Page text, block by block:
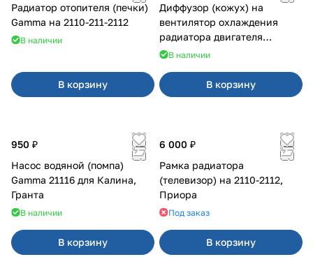
Радиатор отопителя (печки)
Gamma на 2110-211-2112
В наличии
В корзину
Диффузор (кожух) на
вентилятор охлаждения
радиатора двигателя
Приора 2170 Panasonic
В наличии
В корзину
950 ₽
Насос водяной (помпа)
Gamma 21116 для Калина,
Гранта
В наличии
В корзину
6 000 ₽
Рамка радиатора
(телевизор) на 2110-2112,
Приора
Под заказ
В корзину